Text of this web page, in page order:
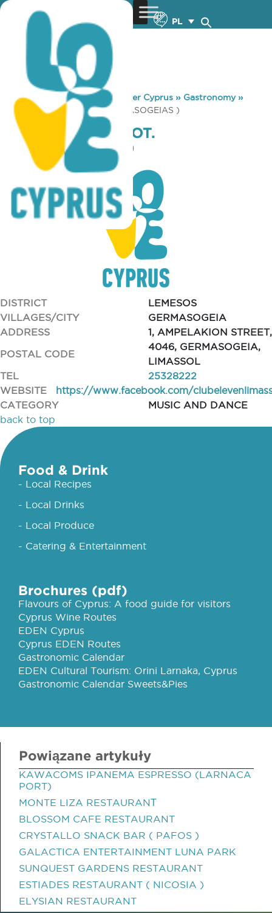
PL
You are here:Home» Discover Cyprus » Gastronomy»
CLUB ELEVEN ( POT. GERMASOGEIAS )
CLUB ELEVEN ( POT.
GERMASOGEIAS )
DISTRICT
LEMESOS
VILLAGES/CITY
GERMASOGEIA
ADDRESS
1, AMPELAKION STREET,
POSTAL CODE
4046, GERMASOGEIA,
LIMASSOL
TEL
25328222
WEBSITE
https://www.facebook.com/
CATEGORY
MUSIC AND DANCE
back to top
Food & Drink
- Local Recipes
- Local Drinks
- Local Produce
- Catering & Entertainment
Brochures (pdf)
Flavours of Cyprus: A food guide for visitors
Cyprus Wine Routes
EDEN Cyprus
Cyprus EDEN Routes
Gastronomic Calendar
EDEN Cultural Tourism: Orini Larnaka, Cyprus
Gastronomic Calendar Sweets&Pies
Powiązane artykuły
KAWACOMS IPANEMA ESPRESSO (LARNACA
PORT)
MONTE LIZA RESTAURANΤ
BLOSSOM CAFE RESTAURANT
CRYSTALLO SNACK BAR ( PAFOS )
GALACTICA ENTERTAINMENT LUNA PARK
SUNQUEST GARDENS RESTAURANT
ESTIADES RESTAURANT ( NICOSIA )
ELYSIAN RESTAURANT